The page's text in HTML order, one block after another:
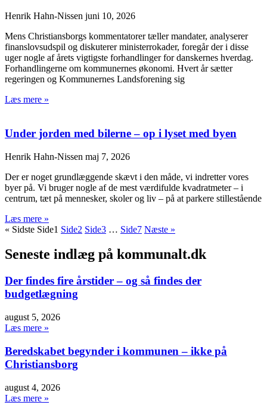
Henrik Hahn-Nissen juni 10, 2026
Mens Christiansborgs kommentatorer tæller mandater, analyserer
finanslovsudspil og diskuterer ministerrokader, foregår der i disse
uger nogle af årets vigtigste forhandlinger for danskernes hverdag.
Forhandlingerne om kommunernes økonomi. Hvert år sætter
regeringen og Kommunernes Landsforening sig
Læs mere »
Under jorden med bilerne – op i lyset med byen
Henrik Hahn-Nissen maj 7, 2026
Der er noget grundlæggende skævt i den måde, vi indretter vores
byer på. Vi bruger nogle af de mest værdifulde kvadratmeter – i
centrum, tæt på mennesker, skoler og liv – på at parkere stillestående
Læs mere »
« Sidste Side1 Side2 Side3 … Side7 Næste »
Seneste indlæg på kommunalt.dk
Der findes fire årstider – og så findes der
budgetlægning
august 5, 2026
Læs mere »
Beredskabet begynder i kommunen – ikke på
Christiansborg
august 4, 2026
Læs mere »